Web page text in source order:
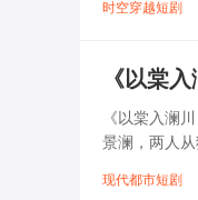
时空穿越短剧
《以棠
《以棠入澜
景澜，两人
现代都市短剧